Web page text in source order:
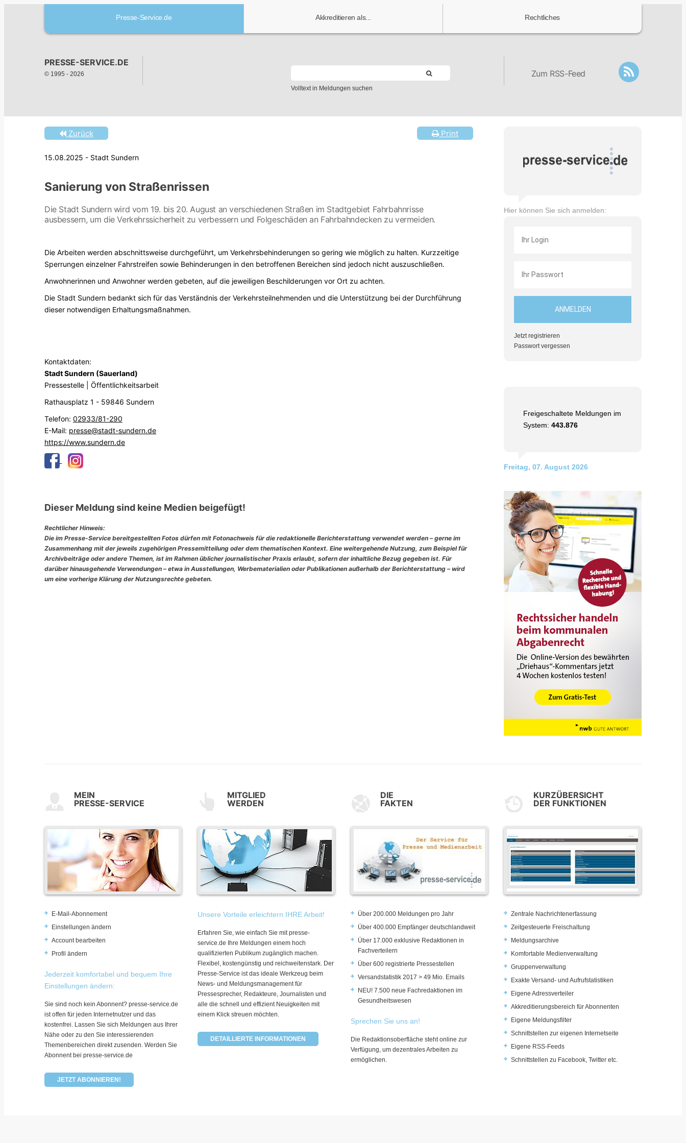
Presse-Service.de Akkreditieren als... Rechtliches
PRESSE-SERVICE.DE
© 1995 - 2026
Volltext in Meldungen suchen
Zum RSS-Feed
Print
Zurück
15.08.2025 - Stadt Sundern
Sanierung von Straßenrissen
Die Stadt Sundern wird vom 19. bis 20. August an verschiedenen Straßen im Stadtgebiet Fahrbahnrisse
ausbessern, um die Verkehrssicherheit zu verbessern und Folgeschäden an Fahrbahndecken zu vermeiden.
Die Arbeiten werden abschnittsweise durchgeführt, um Verkehrsbehinderungen so gering wie möglich zu halten. Kurzzeitige
Sperrungen einzelner Fahrstreifen sowie Behinderungen in den betroffenen Bereichen sind jedoch nicht auszuschließen.
Anwohnerinnen und Anwohner werden gebeten, auf die jeweiligen Beschilderungen vor Ort zu achten.
Die Stadt Sundern bedankt sich für das Verständnis der Verkehrsteilnehmenden und die Unterstützung bei der Durchführung
dieser notwendigen Erhaltungsmaßnahmen.
Kontaktdaten:
Stadt Sundern (Sauerland)
Pressestelle | Öffentlichkeitsarbeit
Rathausplatz 1 - 59846 Sundern
Telefon: 02933/81-290
E-Mail: presse@stadt-sundern.de
https://www.sundern.de
Dieser Meldung sind keine Medien beigefügt!
Rechtlicher Hinweis:
Die im Presse-Service bereitgestellten Fotos dürfen mit Fotonachweis für die redaktionelle Berichterstattung verwendet werden – gerne im
Zusammenhang mit der jeweils zugehörigen Pressemitteilung oder dem thematischen Kontext. Eine weitergehende Nutzung, zum Beispiel für
Archivbeiträge oder andere Themen, ist im Rahmen üblicher journalistischer Praxis erlaubt, sofern der inhaltliche Bezug gegeben ist. Für
darüber hinausgehende Verwendungen – etwa in Ausstellungen, Werbematerialien oder Publikationen außerhalb der Berichterstattung – wird
um eine vorherige Klärung der Nutzungsrechte gebeten.
Hier können Sie sich anmelden:
Jetzt registrieren
Passwort vergessen
Freigeschaltete Meldungen im
System: 443.876
Freitag, 07. August 2026
MEIN
PRESSE-SERVICE
E-Mail-Abonnement
Einstellungen ändern
Account bearbeiten
Profil ändern
Jederzeit komfortabel und bequem Ihre
Einstellungen ändern:
Sie sind noch kein Abonnent? presse-service.de
ist offen für jeden Internetnutzer und das
kostenfrei. Lassen Sie sich Meldungen aus Ihrer
Nähe oder zu den Sie interessierenden
Themenbereichen direkt zusenden. Werden Sie
Abonnent bei presse-service.de
JETZT ABONNIEREN!
MITGLIED
WERDEN
Unsere Vorteile erleichtern IHRE Arbeit!
Erfahren Sie, wie einfach Sie mit presse-
service.de Ihre Meldungen einem hoch
qualifizierten Publikum zugänglich machen.
Flexibel, kostengünstig und reichweitenstark. Der
Presse-Service ist das ideale Werkzeug beim
News- und Meldungsmanagement für
Pressesprecher, Redakteure, Journalisten und
alle die schnell und effizient Neuigkeiten mit
einem Klick streuen möchten.
DETAILLIERTE INFORMATIONEN
DIE
FAKTEN
Über 200.000 Meldungen pro Jahr
Über 400.000 Empfänger deutschlandweit
Über 17.000 exklusive Redaktionen in
Fachverteilern
Über 600 registrierte Pressestellen
Versandstatistik 2017 > 49 Mio. Emails
NEU! 7.500 neue Fachredaktionen im
Gesundheitswesen
Sprechen Sie uns an!
Die Redaktionsoberfläche steht online zur
Verfügung, um dezentrales Arbeiten zu
ermöglichen.
KURZÜBERSICHT
DER FUNKTIONEN
Zentrale Nachrichtenerfassung
Zeitgesteuerte Freischaltung
Meldungsarchive
Komfortable Medienverwaltung
Gruppenverwaltung
Exakte Versand- und Aufrufstatistiken
Eigene Adressverteiler
Akkreditierungsbereich für Abonnenten
Eigene Meldungsfilter
Schnittstellen zur eigenen Internetseite
Eigene RSS-Feeds
Schnittstellen zu Facebook, Twitter etc.